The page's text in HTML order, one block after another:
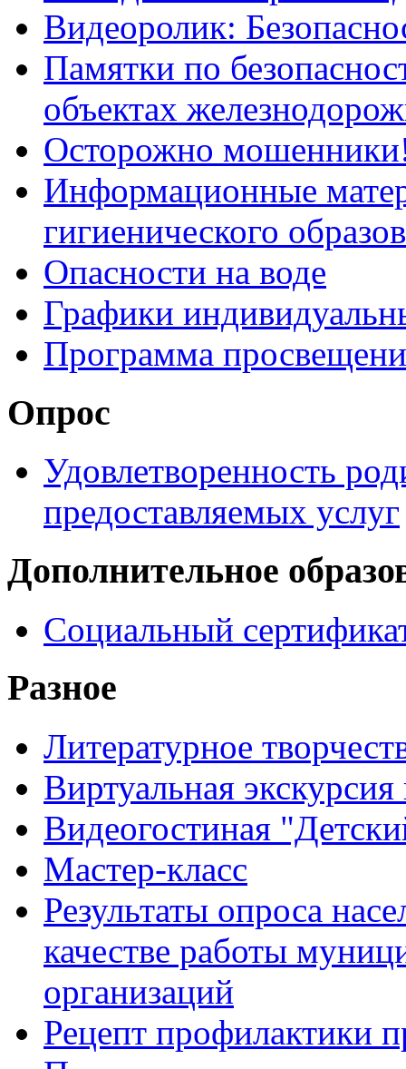
Видеоролик:
Памятки по
объектах
Осторожно
Информационные
гигиенического
Опасности на воде
Графики
Программа
Опрос
Удовлетворенность
предоставляемых услуг
Дополнительное
Социальный
Разное
Литературное
Виртуальная
Видеогостиная
Мастер-класс
Результаты опроса
качестве работы
организаций
Рецепт профилактики